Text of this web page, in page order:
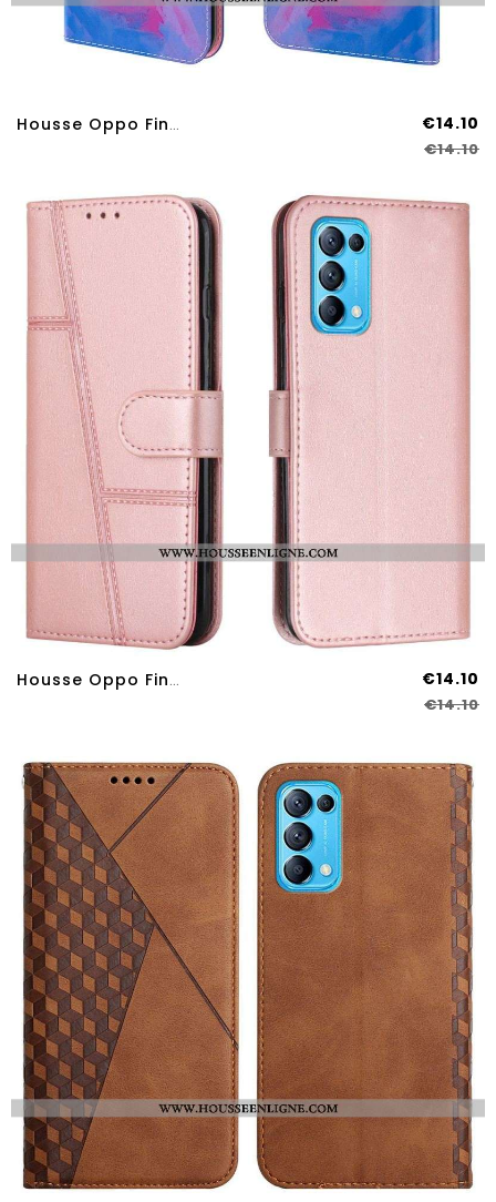
Housse Oppo Find X3 Lite Aquarelle €14.10
€14.10
Housse Oppo Find X3 Lite Effet Cuir Géo À Lanière €14.10
€14.10